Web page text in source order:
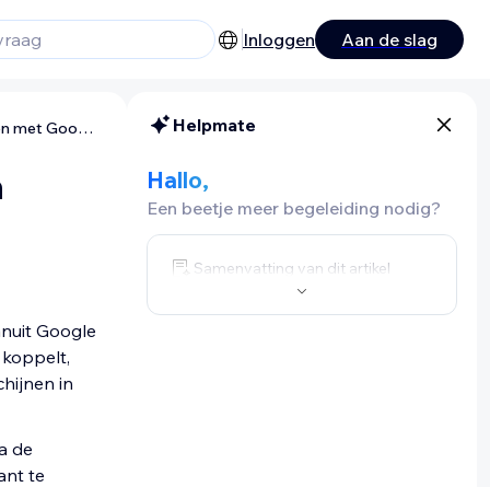
Inloggen Aan de slag
Wix Restaurants: Tafelreserveringen instellen met Google
Google
koppelt,
in
de
te
Helpmate
Hallo,
Een beetje meer begeleiding nodig?
Samenvatting van dit artikel